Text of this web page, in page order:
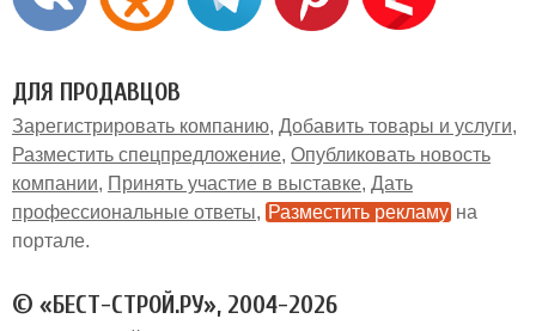
ДЛЯ ПРОДАВЦОВ
Зарегистрировать компанию Добавить товары и услуги
Разместить спецпредложение Опубликовать новость
компании
Принять участие в выставке Дать
профессиональные ответы
Разместить рекламу на
портале
© «БЕСТ-СТРОЙ.РУ», 2004-2026